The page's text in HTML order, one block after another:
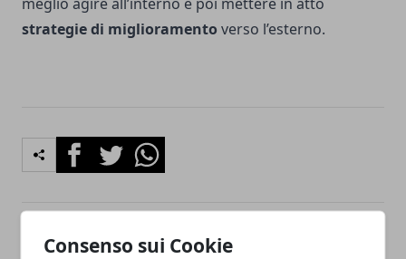
Consenso sui Cookie
strategie di miglioramento verso l’esterno.
FacebookTwitterWhatsapp
Articolo Precedente